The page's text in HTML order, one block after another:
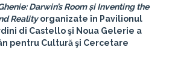
Darwin’s Room și Inventing the
Realityorganizate în Pavilionul
di Castello şi Noua Gelerie a
pentru Cultură şi Cercetare